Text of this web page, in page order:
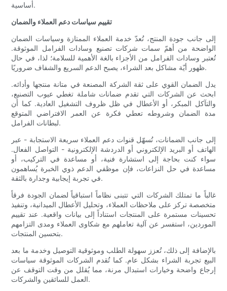
أساسية.
تقييم سياسات دعم العملاء والضمان
إلى جانب جودة المنتج، تُعدّ خدمة العملاء الممتازة وسياسات الضمان
الواضحة من أهمّ سمات شركات تصنيع وسادات الفرامل الموثوقة.
تُعتبر وسادات الفرامل من الأجزاء بالغة الأهمية للسلامة؛ لذا، في حال
ظهور أيّة مشاكل بعد الشراء، يصبح الدعم السريع والشفاف ضروريًا.
يدل الضمان القوي على ثقة الشركة المصنعة في متانة منتجها وأدائه.
ابحث عن الشركات التي تقدم ضمانات شاملة تغطي عيوب التصنيع،
والتآكل المبكر، أو الأعطال في ظل ظروف التشغيل العادية. كما أن
مدة الضمان وشروطه تعطي فكرة عن العمر الافتراضي المتوقع
لبطانات الفرامل.
إلى جانب الضمانات، تُسهّل قنوات دعم العملاء سريعة الاستجابة - عبر
الهاتف أو البريد الإلكتروني أو الدردشة الإلكترونية - التواصل الفعال.
سواء كنت بحاجة إلى استشارة فنية، أو مساعدة في التركيب، أو
مساعدة في حل النزاعات، فإن موظفي الدعم ذوي الخبرة يُساهمون
في تجربة إيجابية وجدارة بالثقة.
غالباً ما تمتلك الشركات التي تتبنى نظاماً استباقياً لضمان الجودة فرقاً
متخصصة تركز على ملاحظات العملاء، وتحليل الأعطال الميدانية، وتنفيذ
تحسينات مستمرة على المنتجات استناداً إلى بيانات واقعية. عند تقييم
الموردين، استفسر عن آلية تعاملهم مع شكاوى العملاء ومدى التزامهم
بتحسين المنتجات.
بالإضافة إلى ذلك، تُعزز سهولة الطلب وموثوقية التوصيل وخدمة ما بعد
البيع تجربة الشراء بشكل عام. كما تُقدم الشركات الموثوقة سياسات
إرجاع واضحة وخيارات استبدال مرنة، مما يُقلل من وقت التوقف عن
العمل للسائقين والشركات.